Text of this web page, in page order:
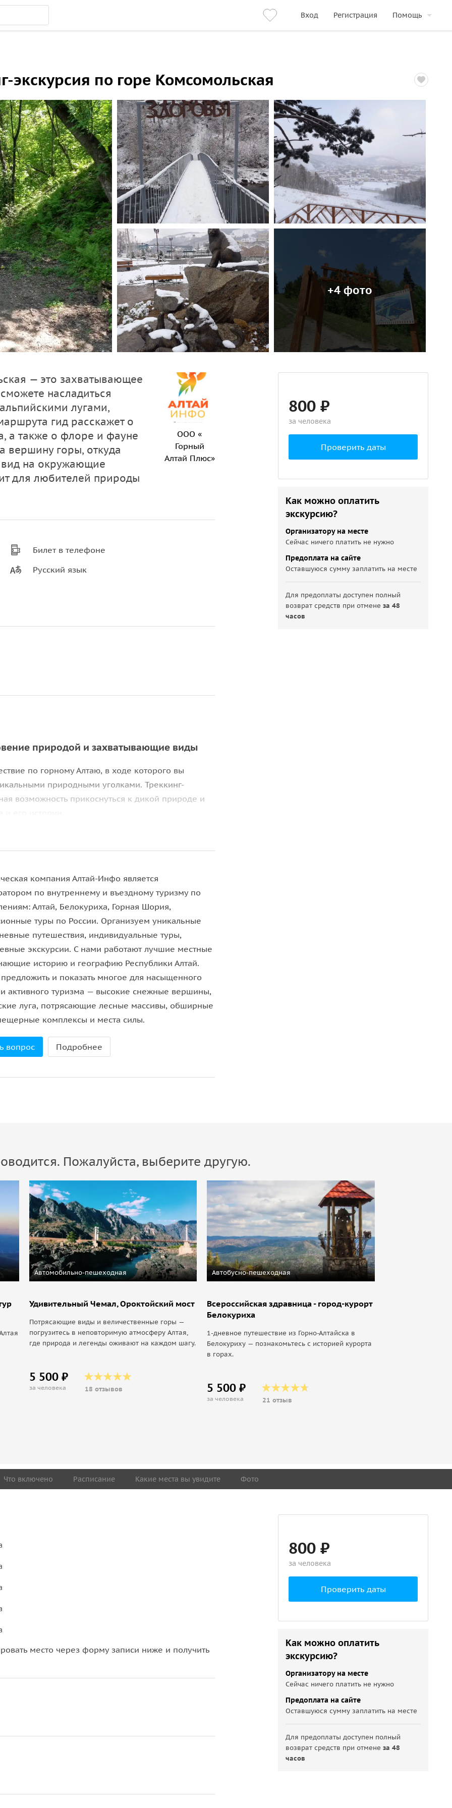
Вход Регистрация Помощь
экскурсия по горе Комсомольская
+4 фото
— это захватывающее
насладиться
лугами,
гид расскажет о
а также о флоре и фауне
вершину горы, откуда
на окружающие
для любителей природы
ООО «
Горный
Алтай Плюс»
Билет в телефоне
Русский язык
природой и захватывающие виды
по горному Алтаю, в ходе которого вы
природными уголками. Треккинг-
возможность прикоснуться к дикой природе и
вы будете двигаться по тропам, которые
и лесные массивы, а также возможные
активное времяпрепровождение, но и
знаниями о флоре и фауне Алтая, а также
вы остановитесь в самых живописных местах,
и уникальных природных ландшафтов.
вид с вершины горы, который обязательно
путешествия. Эта треккинг-экскурсия
природы и тех, кто хочет увидеть Алтай с
компания Алтай-Инфо является
по внутреннему и въездному туризму по
Алтай, Белокуриха, Горная Шория,
туры по России. Организуем уникальные
путешествия, индивидуальные туры,
экскурсии. С нами работают лучшие местные
историю и географию Республики Алтай.
и показать многое для насыщенного
активного туризма — высокие снежные вершины,
луга, потрясающие лесные массивы, обширные
комплексы и места силы.
вопрос Подробнее
800 ₽
за человека
Проверить даты
Как можно оплатить
экскурсию?
Организатору на месте
Сейчас ничего платить не нужно
Предоплата на сайте
Оставшуюся сумму заплатить на месте
Для предоплаты доступен полный
возврат средств при отменеза 48
часов
Пожалуйста, выберите другую.
Автомобильно-пешеходная
Удивительный Чемал, Ороктойский мост
Потрясающие виды и величественные горы —
погрузитесь в неповторимую атмосферу Алтая,
где природа и легенды оживают на каждом шагу.
5 500 ₽
за человека 18 отзывов
Автобусно-пешеходная
Всероссийская здравница - город-курорт
Белокуриха
1-дневное путешествие из Горно-Алтайска в
Белокуриху — познакомьтесь с историей курорта
в горах.
5 500 ₽
за человека 21 отзыв
Что включено Расписание Какие места вы увидите Фото
место через форму записи ниже и получить
800 ₽
за человека
Проверить даты
Как можно оплатить
экскурсию?
Организатору на месте
Сейчас ничего платить не нужно
Предоплата на сайте
Оставшуюся сумму заплатить на месте
Для предоплаты доступен полный
возврат средств при отменеза 48
часов